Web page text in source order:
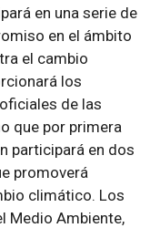
en una serie de
en el ámbito
el cambio
los
de las
que por primera
participará en dos
promoverá
climático. Los
Medio Ambiente,